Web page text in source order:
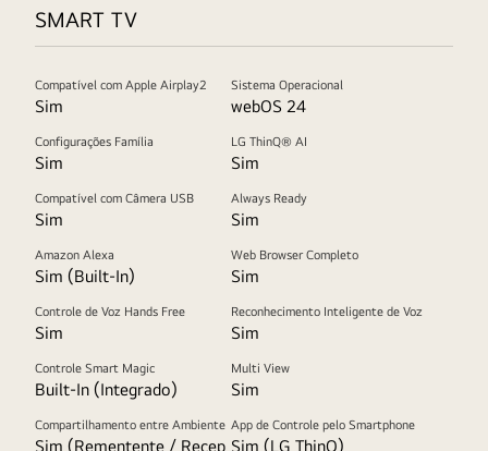
SMART TV
Compatível com Apple Airplay2
Sim
Sistema Operacional
webOS 24
Configurações Família
Sim
LG ThinQ® AI
Sim
Compatível com Câmera USB
Sim
Always Ready
Sim
Amazon Alexa
Sim (Built-In)
Web Browser Completo
Sim
Controle de Voz Hands Free
Sim
Reconhecimento Inteligente de Voz
Sim
Controle Smart Magic
Built-In (Integrado)
Multi View
Sim
Compartilhamento entre Ambiente
Sim (Rementente / Recep
App de Controle pelo Smartphone
Sim (LG ThinQ)